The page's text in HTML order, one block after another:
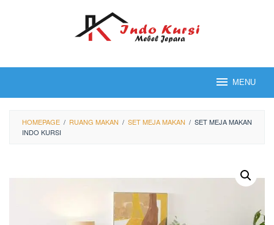
MENU
HOMEPAGE / RUANG MAKAN / SET MEJA MAKAN / SET MEJA MAKAN
INDO KURSI